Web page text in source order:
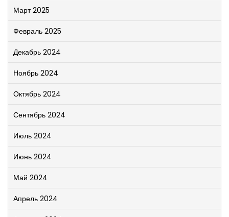
Март 2025
Февраль 2025
Декабрь 2024
Ноябрь 2024
Октябрь 2024
Сентябрь 2024
Июль 2024
Июнь 2024
Май 2024
Апрель 2024